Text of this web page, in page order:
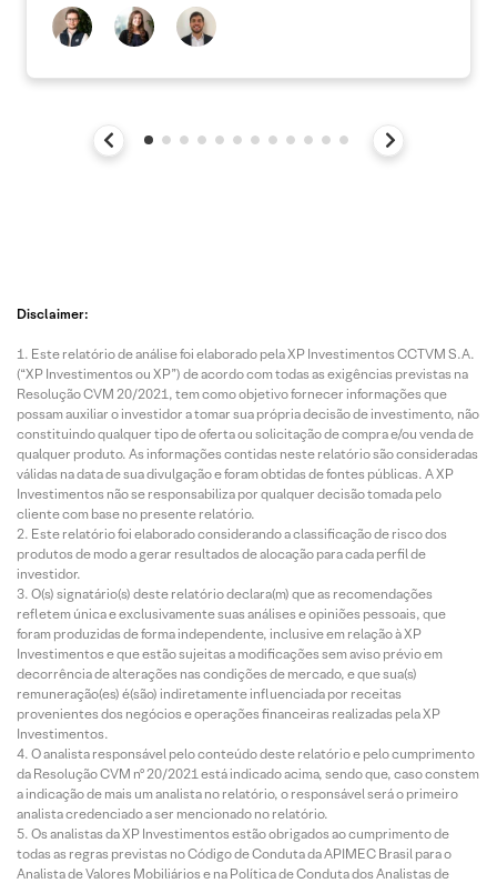
Disclaimer:
Este relatório de análise foi elaborado pela XP Investimentos CCTVM S.A.
(“XP Investimentos ou XP”) de acordo com todas as exigências previstas na
Resolução CVM 20/2021, tem como objetivo fornecer informações que
possam auxiliar o investidor a tomar sua própria decisão de investimento, não
constituindo qualquer tipo de oferta ou solicitação de compra e/ou venda de
qualquer produto. As informações contidas neste relatório são consideradas
válidas na data de sua divulgação e foram obtidas de fontes públicas. A XP
Investimentos não se responsabiliza por qualquer decisão tomada pelo
cliente com base no presente relatório.
Este relatório foi elaborado considerando a classificação de risco dos
produtos de modo a gerar resultados de alocação para cada perfil de
investidor.
O(s) signatário(s) deste relatório declara(m) que as recomendações
refletem única e exclusivamente suas análises e opiniões pessoais, que
foram produzidas de forma independente, inclusive em relação à XP
Investimentos e que estão sujeitas a modificações sem aviso prévio em
decorrência de alterações nas condições de mercado, e que sua(s)
remuneração(es) é(são) indiretamente influenciada por receitas
provenientes dos negócios e operações financeiras realizadas pela XP
Investimentos.
O analista responsável pelo conteúdo deste relatório e pelo cumprimento
da Resolução CVM nº 20/2021 está indicado acima, sendo que, caso constem
a indicação de mais um analista no relatório, o responsável será o primeiro
analista credenciado a ser mencionado no relatório.
Os analistas da XP Investimentos estão obrigados ao cumprimento de
todas as regras previstas no Código de Conduta da APIMEC Brasil para o
Analista de Valores Mobiliários e na Política de Conduta dos Analistas de